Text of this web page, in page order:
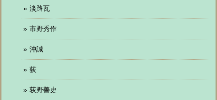
淡路瓦
市野秀作
沖誠
荻
荻野善史